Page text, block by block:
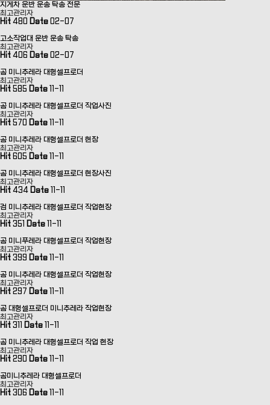
지게차 운반 운송 탁송 전문
최고관리자
Hit 480 Date 02-07
고소작업대 운반 운송 탁송
최고관리자
Hit 406 Date 02-07
곰 미니추레라 대형셀프로더
최고관리자
Hit 585 Date 11-11
곰 미니추레라 대형셀프로더 작업사진
최고관리자
Hit 570 Date 11-11
곰 미니추레라 대형셀프로더 현장
최고관리자
Hit 605 Date 11-11
곰 미니추레라 대형셀프로더 현장사진
최고관리자
Hit 434 Date 11-11
검 미니추레라 대형셀프로더 작업현장
최고관리자
Hit 351 Date 11-11
곰 미니푸레라 대형셀프로더 작업현장
최고관리자
Hit 399 Date 11-11
곰 미니추레라 대형셀프로더 작업현장
최고관리자
Hit 297 Date 11-11
곰 대형셀프로더 미니추레라 작업현장
최고관리자
Hit 311 Date 11-11
곰 미니추레라 대형셀프로더 작업 현장
최고관리자
Hit 290 Date 11-11
곰미니추레라 대형셀프로더
최고관리자
Hit 306 Date 11-11